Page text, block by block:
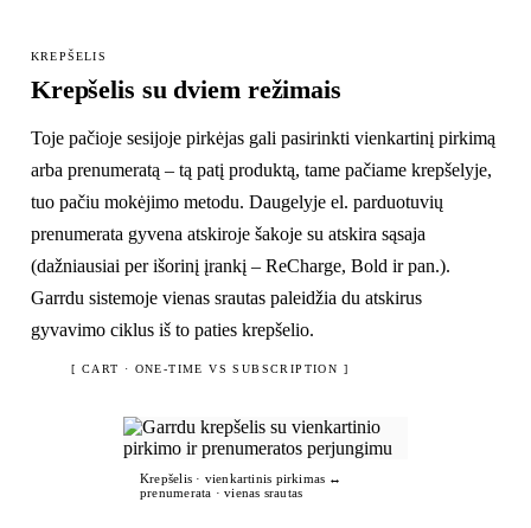
KREPŠELIS
Krepšelis su dviem režimais
Toje pačioje sesijoje pirkėjas gali pasirinkti vienkartinį pirkimą
arba prenumeratą – tą patį produktą, tame pačiame krepšelyje,
tuo pačiu mokėjimo metodu. Daugelyje el. parduotuvių
prenumerata gyvena atskiroje šakoje su atskira sąsaja
(dažniausiai per išorinį įrankį – ReCharge, Bold ir pan.).
Garrdu sistemoje vienas srautas paleidžia du atskirus
gyvavimo ciklus iš to paties krepšelio.
[ CART · ONE-TIME VS SUBSCRIPTION ]
Krepšelis · vienkartinis pirkimas ↔
prenumerata · vienas srautas